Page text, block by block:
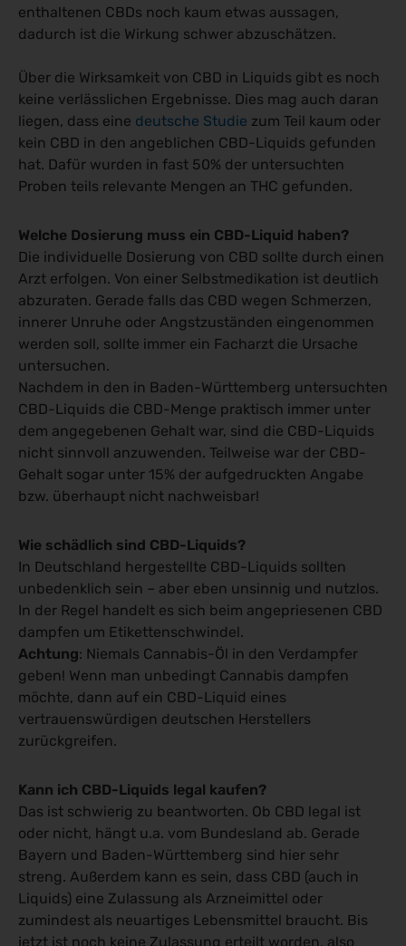
enthaltenen CBDs noch kaum etwas aussagen,
dadurch ist die Wirkung schwer abzuschätzen.
Über die Wirksamkeit von CBD in Liquids gibt es noch
keine verlässlichen Ergebnisse. Dies mag auch daran
liegen, dass eine deutsche Studie zum Teil kaum oder
kein CBD in den angeblichen CBD-Liquids gefunden
hat. Dafür wurden in fast 50% der untersuchten
Proben teils relevante Mengen an THC gefunden.
Welche Dosierung muss ein CBD-Liquid haben?
Die individuelle Dosierung von CBD sollte durch einen
Arzt erfolgen. Von einer Selbstmedikation ist deutlich
abzuraten. Gerade falls das CBD wegen Schmerzen,
innerer Unruhe oder Angstzuständen eingenommen
werden soll, sollte immer ein Facharzt die Ursache
untersuchen.
Nachdem in den in Baden-Württemberg untersuchten
CBD-Liquids die CBD-Menge praktisch immer unter
dem angegebenen Gehalt war, sind die CBD-Liquids
nicht sinnvoll anzuwenden. Teilweise war der CBD-
Gehalt sogar unter 15% der aufgedruckten Angabe
bzw. überhaupt nicht nachweisbar!
Wie schädlich sind CBD-Liquids?
In Deutschland hergestellte CBD-Liquids sollten
unbedenklich sein – aber eben unsinnig und nutzlos.
In der Regel handelt es sich beim angepriesenen CBD
dampfen um Etikettenschwindel.
Achtung: Niemals Cannabis-Öl in den Verdampfer
geben! Wenn man unbedingt Cannabis dampfen
möchte, dann auf ein CBD-Liquid eines
vertrauenswürdigen deutschen Herstellers
zurückgreifen.
Kann ich CBD-Liquids legal kaufen?
Das ist schwierig zu beantworten. Ob CBD legal ist
oder nicht, hängt u.a. vom Bundesland ab. Gerade
Bayern und Baden-Württemberg sind hier sehr
streng. Außerdem kann es sein, dass CBD (auch in
Liquids) eine Zulassung als Arzneimittel oder
zumindest als neuartiges Lebensmittel braucht. Bis
jetzt ist noch keine Zulassung erteilt worden, also